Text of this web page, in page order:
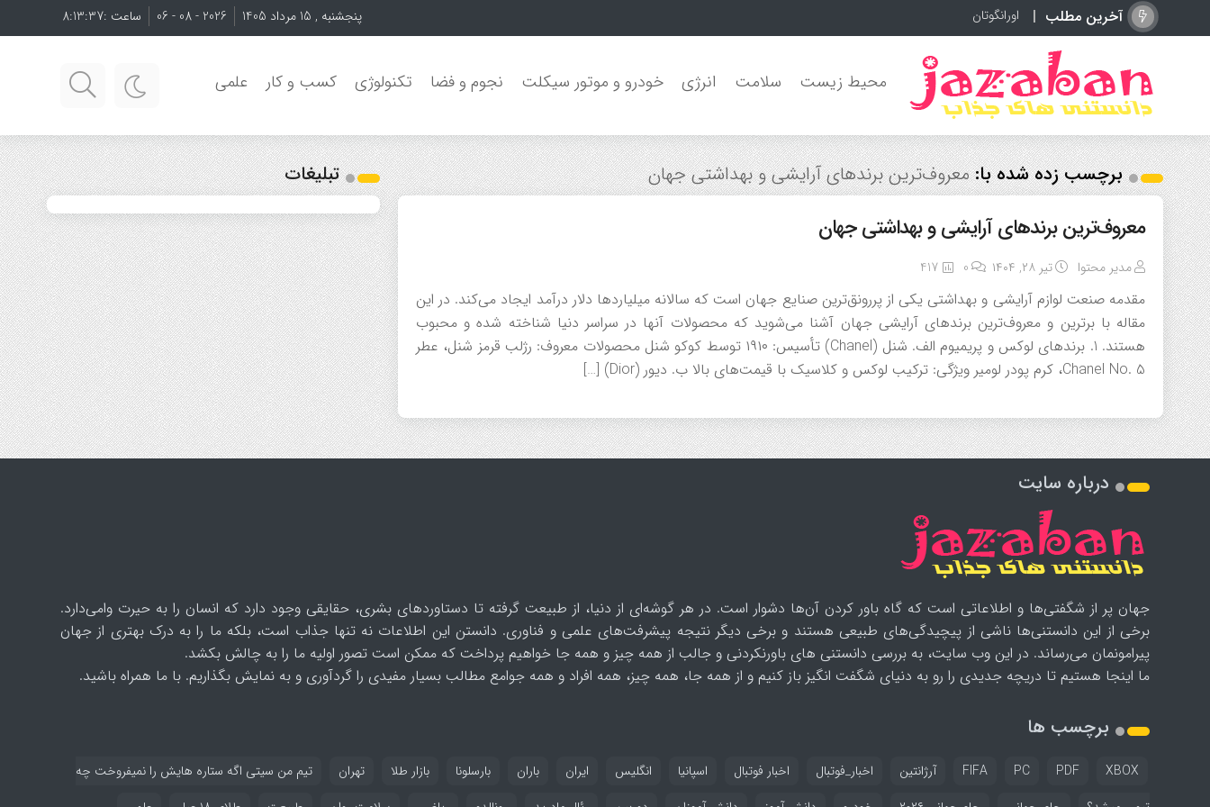
آخرین مطلب اورانگوتان چیست؟ آ پنجشنبه , 15 مرداد 1405 2026 - 08 - 06 ساعت :8:13:37
محیط زیست سلامت انرژی خودرو و موتور سیکلت نجوم و فضا تکنولوژی کسب و کار علمی
برچسب زده شده با:معروف‌ترین برندهای آرایشی و بهداشتی جهان
معروف‌ترین برندهای آرایشی و بهداشتی جهان
مدیر محتوا تیر ۲۸, ۱۴۰۴ 0
417
مقدمه صنعت لوازم آرایشی و بهداشتی یکی از پررونق‌ترین صنایع جهان است که سالانه میلیاردها دلار درآمد ایجاد می‌کند. در این
مقاله با برترین و معروف‌ترین برندهای آرایشی جهان آشنا می‌شوید که محصولات آنها در سراسر دنیا شناخته شده و محبوب
هستند. 1. برندهای لوکس و پریمیوم الف. شنل (Chanel) تأسیس: ۱۹۱۰ توسط کوکو شنل محصولات معروف: رژلب قرمز شنل، عطر
Chanel No. 5، کرم پودر لومیر ویژگی: ترکیب لوکس و کلاسیک با قیمت‌های بالا ب. دیور (Dior) […]
تبلیغات
درباره سایت
جهان پر از شگفتی‌ها و اطلاعاتی است که گاه باور کردن آن‌ها دشوار است. در هر گوشه‌ای از دنیا، از طبیعت گرفته تا دستاوردهای بشری، حقایقی وجود دارد که انسان را به حیرت وامی‌دارد.
برخی از این دانستنی‌ها ناشی از پیچیدگی‌های طبیعی هستند و برخی دیگر نتیجه پیشرفت‌های علمی و فناوری. دانستن این اطلاعات نه تنها جذاب است، بلکه ما را به درک بهتری از جهان
پیرامونمان می‌رساند. در این وب سایت، به بررسی دانستنی های باورنکردنی و جالب از همه چیز و همه جا خواهیم پرداخت که ممکن است تصور اولیه ما را به چالش بکشد.
ما اینجا هستیم تا دریچه جدیدی را رو به دنیای شگفت انگیز باز کنیم و از همه جا، همه چیز، همه افراد و همه جوامع مطالب بسیار مفیدی را گردآوری و به نمایش بگذاریم. با ما همراه باشید.
برچسب ها
FIFA PC PDF XBOX آرژانتین اخبار_فوتبال اخبار فوتبال اسپانیا انگلیس ایران باران بارسلونا بازار طلا تهران
تیم من سیتی اگه ستاره هایش را نمیفروخت چه